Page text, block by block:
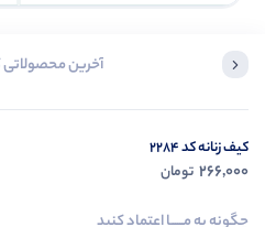
آخرین محصولاتی
کیف زنانه کد ۲۲۸۴
266,000 تومان
چگونه به مــــــا اعتماد کنید